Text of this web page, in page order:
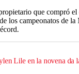
que compró
los campeonatos de
Lile en la novena da